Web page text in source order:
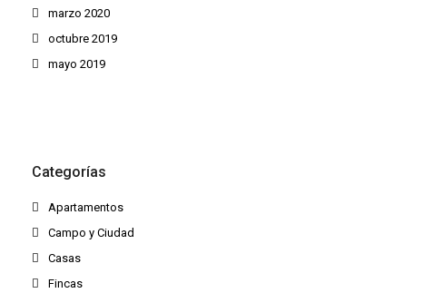
marzo 2020
octubre 2019
mayo 2019
Categorías
Apartamentos
Campo y Ciudad
Casas
Fincas